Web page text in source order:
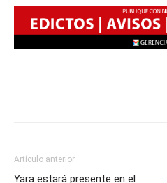
Artículo anterior
Yara estará presente en el